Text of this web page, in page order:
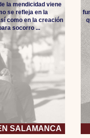
SALAMANCA
la mendicidad viene
se refleja en la
como en la creación
socorro ...